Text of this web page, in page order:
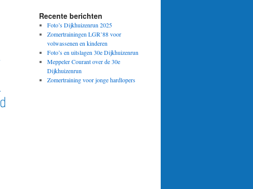
Recente berichten
Foto’s Dijkhuizenrun 2025
Zomertrainingen LGR’88 voor
volwassenen en kinderen
Foto’s en uitslagen 30e Dijkhuizenrun
Meppeler Courant over de 30e
Dijkhuizenrun
Zomertraining voor jonge hardlopers